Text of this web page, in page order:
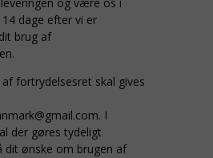
dage efter vi er
brug af
fortrydelsesret skal gives
. I
der gøres tydeligt
ønske om brugen af